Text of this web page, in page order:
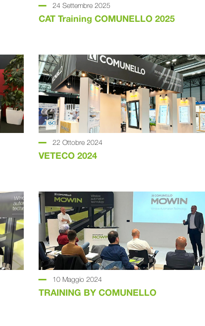
24 Settembre 2025
CAT Training COMUNELLO 2025
22 Ottobre 2024
VETECO 2024
10 Maggio 2024
TRAINING BY COMUNELLO